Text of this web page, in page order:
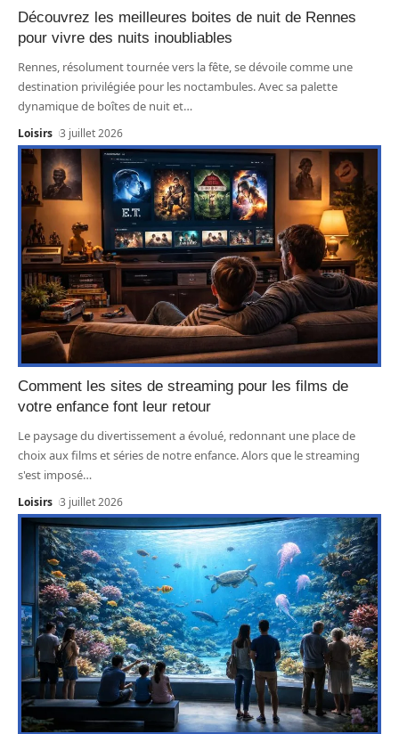
Découvrez les meilleures boites de nuit de Rennes
pour vivre des nuits inoubliables
Rennes, résolument tournée vers la fête, se dévoile comme une
destination privilégiée pour les noctambules. Avec sa palette
dynamique de boîtes de nuit et…
Loisirs 3 juillet 2026
Comment les sites de streaming pour les films de
votre enfance font leur retour
Le paysage du divertissement a évolué, redonnant une place de
choix aux films et séries de notre enfance. Alors que le streaming
s'est imposé…
Loisirs 3 juillet 2026